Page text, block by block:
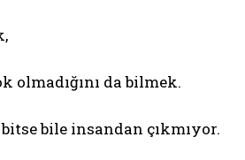
olmadığını da bilmek.
bile insandan çıkmıyor.